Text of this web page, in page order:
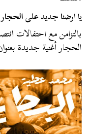
يا ارضنا جديد على
بالتزامن مع احتفالات
الحجار أغنية جديدة